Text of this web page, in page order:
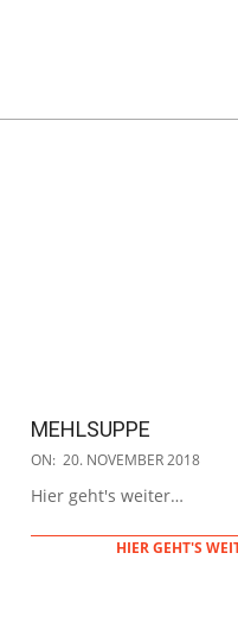
MEHLSUPPE
2018-
20
ON: 20. NOVEMBER 2018
Hier geht's weiter…
HIER GEHT'S